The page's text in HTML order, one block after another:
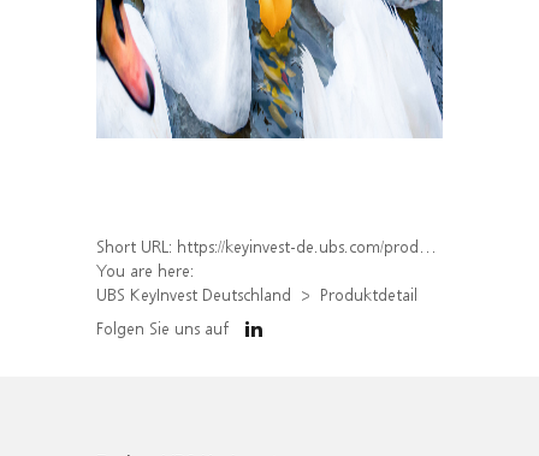
Short URL: https://keyinvest-de.ubs.com/produkt/detail/index/isin/DE000WA74E90
You are here:
UBS KeyInvest Deutschland
Produktdetail
Folgen Sie uns auf